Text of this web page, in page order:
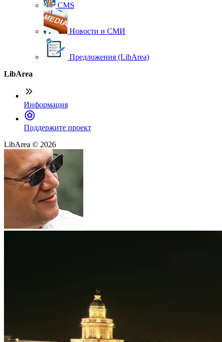
CMS
Новости и СМИ
Предложения (LibArea)
LibArea
Информация
Поддержите проект
LibArea © 2026